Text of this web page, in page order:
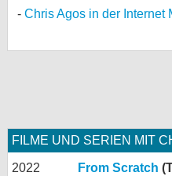
Chris Agos in der Internet
FILME UND SERIEN MIT
2022 From Scratch